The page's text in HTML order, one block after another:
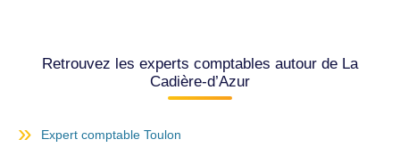
Retrouvez les experts comptables autour de La
Cadière-d’Azur
Expert comptable Toulon